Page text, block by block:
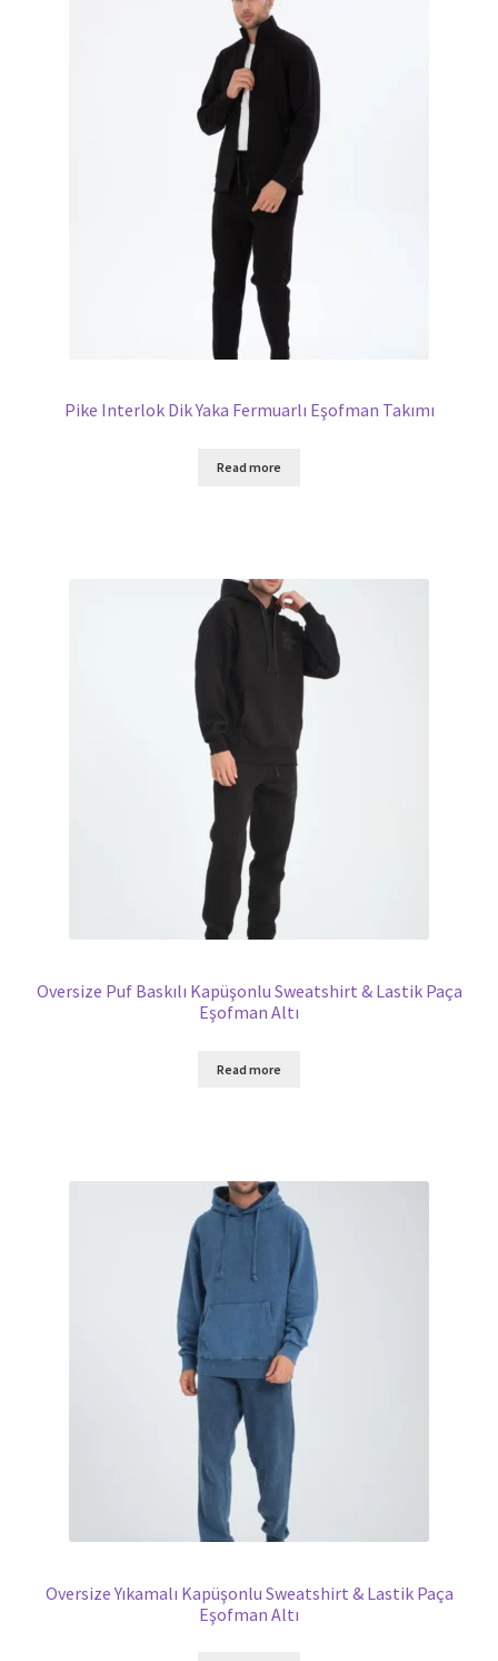
Pike Interlok Dik Yaka Fermuarlı Eşofman Takımı
Read more
Oversize Puf Baskılı Kapüşonlu Sweatshirt & Lastik Paça
Eşofman Altı
Read more
Oversize Yıkamalı Kapüşonlu Sweatshirt & Lastik Paça
Eşofman Altı